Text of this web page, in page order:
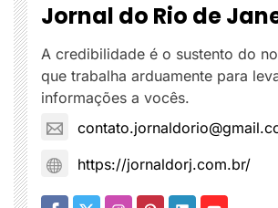
Jornal do Rio de
A credibilidade é o sustento do
que trabalha arduamente para
informações a vocês.
https://jornaldorj.com.br/